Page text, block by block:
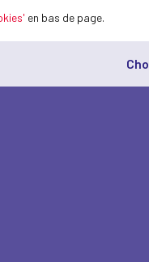
en bas de page.